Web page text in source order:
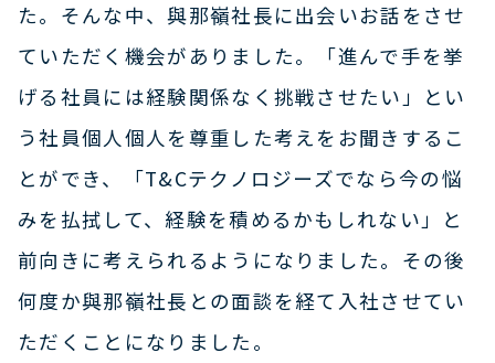
た。そんな中、與那嶺社長に出会いお話をさせ
ていただく機会がありました。「進んで手を挙
げる社員には経験関係なく挑戦させたい」とい
う社員個人個人を尊重した考えをお聞きするこ
とができ、「T&Cテクノロジーズでなら今の悩
みを払拭して、経験を積めるかもしれない」と
前向きに考えられるようになりました。その後
何度か與那嶺社長との面談を経て入社させてい
ただくことになりました。